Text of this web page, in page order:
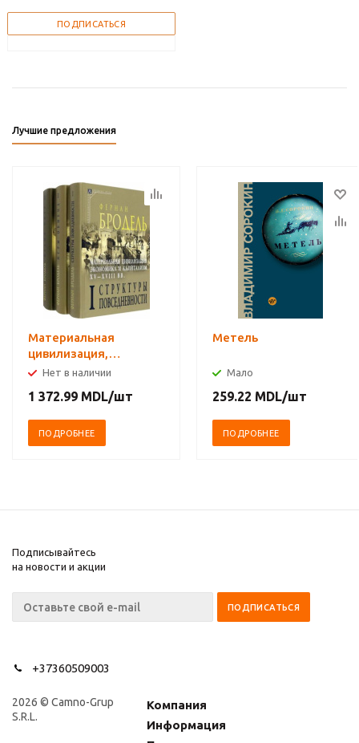
ПОДПИСАТЬСЯ
Лучшие предложения
Материальная
цивилизация,
экономика и
вв. Комплект в 3-х
томах
Нет в наличии
1 372.99 MDL/шт
ПОДРОБНЕЕ
Метель
Мало
259.22 MDL/шт
ПОДРОБНЕЕ
Подписывайтесь
на новости и акции
+37360509003
2026 © Camno-Grup
S.R.L.
Компания
Информация